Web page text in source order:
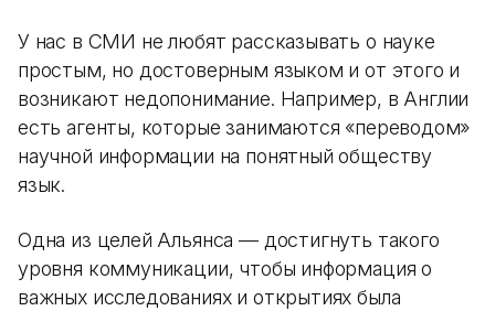
У нас в СМИ не любят рассказывать о науке
простым, но достоверным языком и от этого и
возникают недопонимание. Например, в Англии
есть агенты, которые занимаются «переводом»
научной информации на понятный обществу
язык.
Одна из целей Альянса — достигнуть такого
уровня коммуникации, чтобы информация о
важных исследованиях и открытиях была